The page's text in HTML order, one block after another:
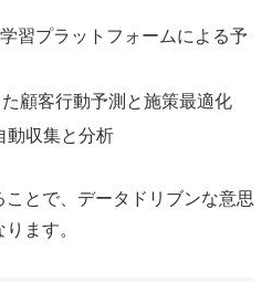
習プラットフォームによる予
顧客行動予測と施策最適化
動収集と分析
とで、データドリブンな意思
ます。